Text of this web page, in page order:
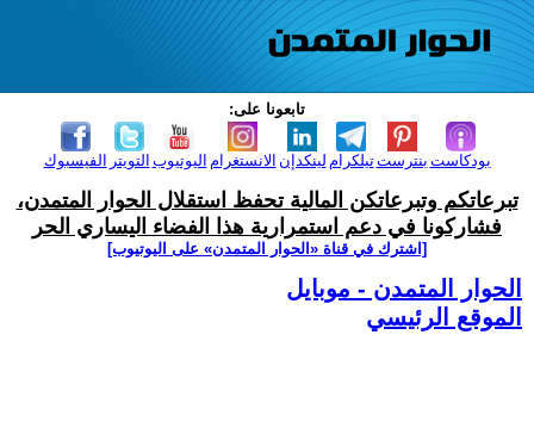
تابعونا على:
الفيسبوك التويتر اليوتيوب الانستغرام لينكدإن تيلكرامبنترست بودكاست
تبرعاتكم وتبرعاتكن المالية تحفظ استقلال الحوار المتمدن،
فشاركونا في دعم استمرارية هذا الفضاء اليساري الحر
[اشترك في قناة ‫«الحوار المتمدن» على اليوتيوب]
الحوار المتمدن - موبايل
الموقع الرئيسي